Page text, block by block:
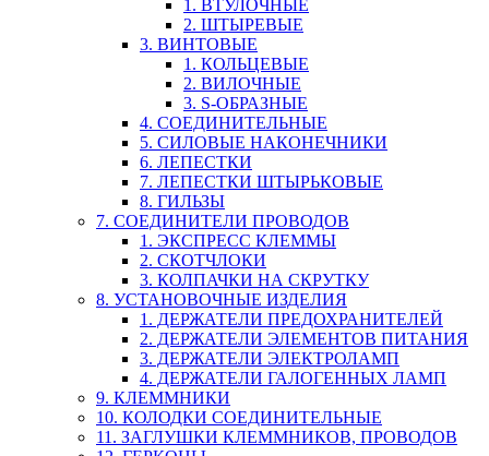
1. ВТУЛОЧНЫЕ
2. ШТЫРЕВЫЕ
3. ВИНТОВЫЕ
1. КОЛЬЦЕВЫЕ
2. ВИЛОЧНЫЕ
3. S-ОБРАЗНЫЕ
4. СОЕДИНИТЕЛЬНЫЕ
5. СИЛОВЫЕ НАКОНЕЧНИКИ
6. ЛЕПЕСТКИ
7. ЛЕПЕСТКИ ШТЫРЬКОВЫЕ
8. ГИЛЬЗЫ
7. СОЕДИНИТЕЛИ ПРОВОДОВ
1. ЭКСПРЕСС КЛЕММЫ
2. СКОТЧЛОКИ
3. КОЛПАЧКИ НА СКРУТКУ
8. УСТАНОВОЧНЫЕ ИЗДЕЛИЯ
1. ДЕРЖАТЕЛИ ПРЕДОХРАНИТЕЛЕЙ
2. ДЕРЖАТЕЛИ ЭЛЕМЕНТОВ ПИТАНИЯ
3. ДЕРЖАТЕЛИ ЭЛЕКТРОЛАМП
4. ДЕРЖАТЕЛИ ГАЛОГЕННЫХ ЛАМП
9. КЛЕММНИКИ
10. КОЛОДКИ СОЕДИНИТЕЛЬНЫЕ
11. ЗАГЛУШКИ КЛЕММНИКОВ, ПРОВОДОВ